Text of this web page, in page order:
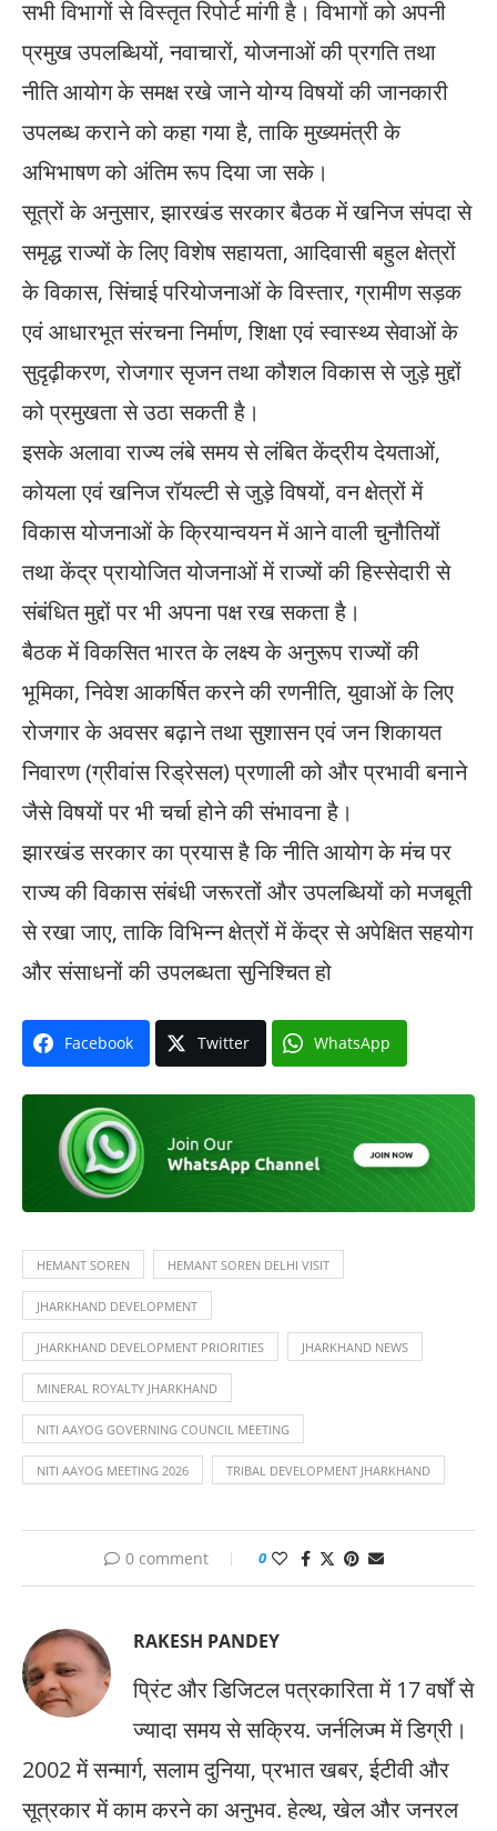
सभी विभागों से विस्तृत रिपोर्ट मांगी है। विभागों को अपनी
प्रमुख उपलब्धियों, नवाचारों, योजनाओं की प्रगति तथा
नीति आयोग के समक्ष रखे जाने योग्य विषयों की जानकारी
उपलब्ध कराने को कहा गया है, ताकि मुख्यमंत्री के
अभिभाषण को अंतिम रूप दिया जा सके।
सूत्रों के अनुसार, झारखंड सरकार बैठक में खनिज संपदा से
समृद्ध राज्यों के लिए विशेष सहायता, आदिवासी बहुल क्षेत्रों
के विकास, सिंचाई परियोजनाओं के विस्तार, ग्रामीण सड़क
एवं आधारभूत संरचना निर्माण, शिक्षा एवं स्वास्थ्य सेवाओं के
सुदृढ़ीकरण, रोजगार सृजन तथा कौशल विकास से जुड़े मुद्दों
को प्रमुखता से उठा सकती है।
इसके अलावा राज्य लंबे समय से लंबित केंद्रीय देयताओं,
कोयला एवं खनिज रॉयल्टी से जुड़े विषयों, वन क्षेत्रों में
विकास योजनाओं के क्रियान्वयन में आने वाली चुनौतियों
तथा केंद्र प्रायोजित योजनाओं में राज्यों की हिस्सेदारी से
संबंधित मुद्दों पर भी अपना पक्ष रख सकता है।
बैठक में विकसित भारत के लक्ष्य के अनुरूप राज्यों की
भूमिका, निवेश आकर्षित करने की रणनीति, युवाओं के लिए
रोजगार के अवसर बढ़ाने तथा सुशासन एवं जन शिकायत
निवारण (ग्रीवांस रिड्रेसल) प्रणाली को और प्रभावी बनाने
जैसे विषयों पर भी चर्चा होने की संभावना है।
झारखंड सरकार का प्रयास है कि नीति आयोग के मंच पर
राज्य की विकास संबंधी जरूरतों और उपलब्धियों को मजबूती
से रखा जाए, ताकि विभिन्न क्षेत्रों में केंद्र से अपेक्षित सहयोग
और संसाधनों की उपलब्धता सुनिश्चित हो
Facebook Twitter WhatsApp
HEMANT SOREN HEMANT SOREN DELHI VISIT
JHARKHAND DEVELOPMENT
JHARKHAND DEVELOPMENT PRIORITIES JHARKHAND NEWS
MINERAL ROYALTY JHARKHAND
NITI AAYOG GOVERNING COUNCIL MEETING
NITI AAYOG MEETING 2026 TRIBAL DEVELOPMENT JHARKHAND
0 comment 0
RAKESH PANDEY
प्रिंट और डिजिटल पत्रकारिता में 17 वर्षों से
ज्यादा समय से सक्रिय. जर्नलिज्म में डिग्री।
2002 में सन्मार्ग, सलाम दुनिया, प्रभात खबर, ईटीवी और
सूत्रकार में काम करने का अनुभव. हेल्थ, खेल और जनरल